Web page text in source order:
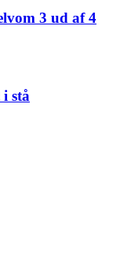
3 ud af 4
stå